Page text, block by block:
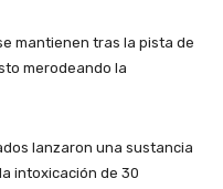
mantienen tras la pista de
merodeando la
lanzaron una sustancia
intoxicación de 30